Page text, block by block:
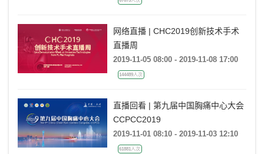
网络直播 | CHC2019创新技术手术
直播周
2019-11-05 08:00 - 2019-11-08 17:00
144489人次
直播回看 | 第九届中国胸痛中心大会
CCPCC2019
2019-11-01 08:10 - 2019-11-03 12:10
61881人次